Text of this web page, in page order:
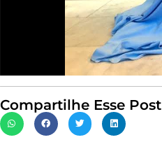
Compartilhe Esse Post